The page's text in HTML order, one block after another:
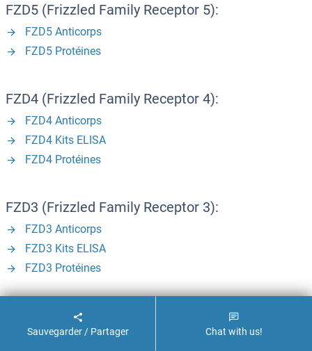
FZD5 (Frizzled Family Receptor 5):
FZD5 Anticorps
FZD5 Protéines
FZD4 (Frizzled Family Receptor 4):
FZD4 Anticorps
FZD4 Kits ELISA
FZD4 Protéines
FZD3 (Frizzled Family Receptor 3):
FZD3 Anticorps
FZD3 Kits ELISA
FZD3 Protéines
FZD10 (Frizzled Family Receptor 10):
Frizzled Family Receptor 10 Anticorps
Sauvegarder / Partager Chat with us!